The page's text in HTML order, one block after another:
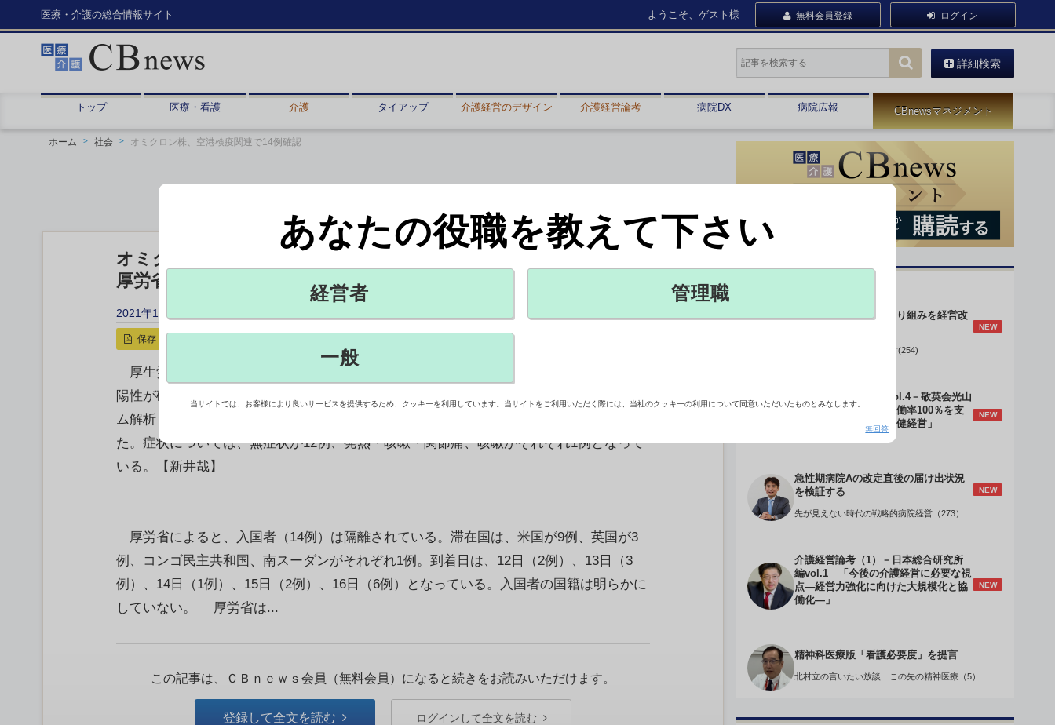
医療・介護の総合情報サイト ようこそ、ゲスト様 無料会員登録 ログイン
詳細検索
トップ 医療・看護 介護 タイアップ 介護経営のデザイン 介護経営論考 病院DX 病院広報 CBnewsマネジメント
ホーム 社会 オミクロン株、空港検疫関連で14例確認
オミクロン株、空港検疫関連で14例確認
厚労省が発表、発熱・咳嗽・関節痛の症状も
2021年12月20日 19:59
保存
厚生労働省は20日、海外から成田、羽田、関西の3空港に到着した乗客で、検疫により
陽性が確認された新型コロナウイルス感染症の患者などの検体を国立感染症研究所でゲノ
ム解析したところ、オミクロン株（B.1.1.529系統の変異株）が14例確認されたと発表し
た。症状については、無症状が12例、発熱・咳嗽・関節痛、咳嗽がそれぞれ1例となって
いる。【新井哉】
厚労省によると、入国者（14例）は隔離されている。滞在国は、米国が9例、英国が3
例、コンゴ民主共和国、南スーダンがそれぞれ1例。到着日は、12日（2例）、13日（3
例）、14日（1例）、15日（2例）、16日（6例）となっている。入国者の国籍は明らかに
していない。 厚労省は...
この記事は、ＣＢｎｅｗｓ会員（無料会員）になると続きをお読みいただけます。
登録して全文を読む ログインして全文を読む
身体的拘束最小化の取り組みを経営改
NEW
データで読み解く病院経営(254)
介護経営のデザインVol.4－敬英会光山
誠理事長 「驚異の稼働率100％を支
える『顧客目線』の老健経営」
NEW
急性期病院Aの改定直後の届け出状況
を検証する
NEW
先が見えない時代の戦略的病院経営（273）
介護経営論考（1）－日本総合研究所
編vol.1 「今後の介護経営に必要な視
点―経営力強化に向けた大規模化と協
働化―」
NEW
精神科医療版「看護必要度」を提言
北村立の言いたい放談 この先の精神医療（5）
あなたの役職を教えて下さい
経営者 管理職
一般
当サイトでは、お客様により良いサービスを提供するため、クッキーを利用しています。当サイトをご利用いただく際には、当社のクッキーの利用について同意いただいたものとみなします。
無回答